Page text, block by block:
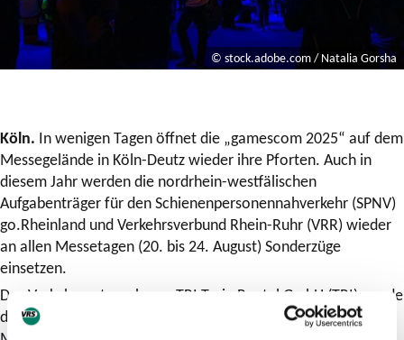
© stock.adobe.com / Natalia Gorsha
Köln. In wenigen Tagen öffnet die „gamescom 2025“ auf dem
Messegelände in Köln-Deutz wieder ihre Pforten. Auch in
diesem Jahr werden die nordrhein-westfälischen
Aufgabenträger für den Schienenpersonennahverkehr (SPNV)
go.Rheinland und Verkehrsverbund Rhein-Ruhr (VRR) wieder
an allen Messetagen (20. bis 24. August) Sonderzüge
einsetzen.
Das Verkehrsunternehmen TRI Train Rental GmbH (TRI) wurde
damit beauftragt, pro Tag 20 Sonderfahrten mit Halt in Köln